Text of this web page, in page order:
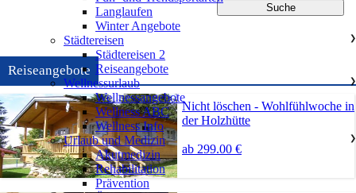
Reiseangebote
Nicht löschen - Wohlfühlwoche in
der Holzhütte
ab 299.00 €
Langlaufen
Winter Angebote
Städtereisen
❯
Städtereisen 2
Reiseangebote
Wellnessurlaub
❯
Wellnessangebote
Wellness ABC
Wellness Info
Urlaub und Medizin
❯
Akutmedizin
Rehabilitation
Prävention